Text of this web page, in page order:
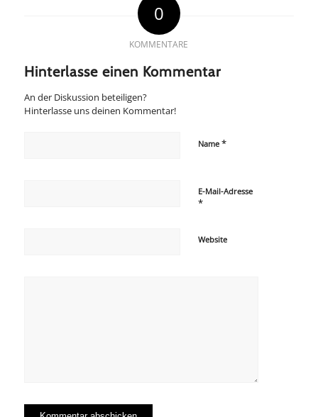
0
KOMMENTARE
Hinterlasse einen Kommentar
An der Diskussion beteiligen?
Hinterlasse uns deinen Kommentar!
Name *
E-Mail-Adresse
*
Website